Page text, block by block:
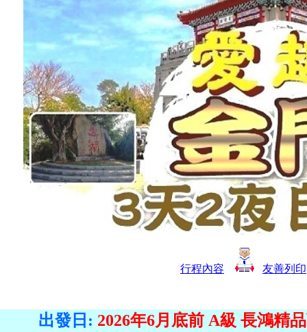
行程內容 友善列印
出發日: 2026年6月底前 A級 長鴻精